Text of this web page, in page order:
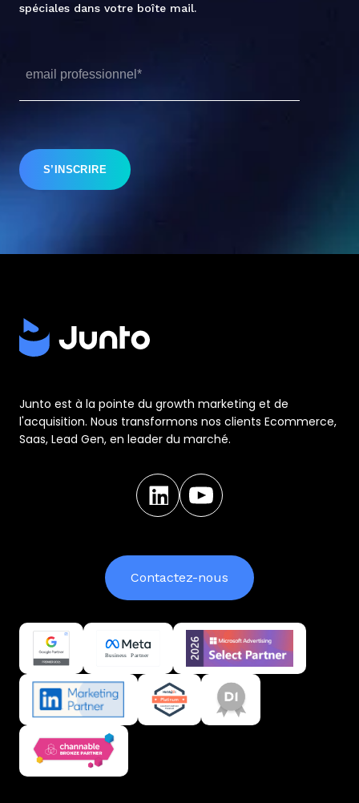
spéciales dans votre boîte mail.
Junto est à la pointe du growth marketing et de
l'acquisition. Nous transformons nos clients Ecommerce,
Saas, Lead Gen, en leader du marché.
Contactez-nous